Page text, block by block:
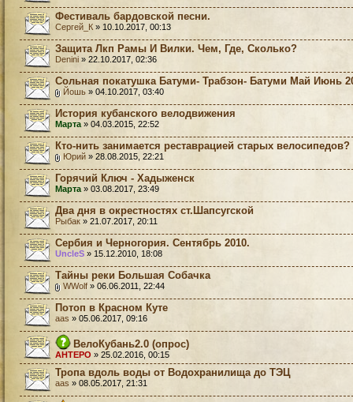
Фестиваль бардовской песни.
Сергей_К » 10.10.2017, 00:13
Защита Лкп Рамы И Вилки. Чем, Где, Сколько?
Denini » 22.10.2017, 02:36
Сольная покатушка Батуми- Трабзон- Батуми Май Июнь
Йошь » 04.10.2017, 03:40
История кубанского велодвижения
Марта » 04.03.2015, 22:52
Кто-нить занимается реставрацией старых велосипедов?
Юрий » 28.08.2015, 22:21
Горячий Ключ - Хадыженск
Марта » 03.08.2017, 23:49
Два дня в окрестностях ст.Шапсугской
Рыбак » 21.07.2017, 20:11
Сербия и Черногория. Сентябрь 2010.
UncleS » 15.12.2010, 18:08
Тайны реки Большая Собачка
WWolf » 06.06.2011, 22:44
Потоп в Красном Куте
aas » 05.06.2017, 09:16
ВелоКубань2.0 (опрос)
AHTEPO » 25.02.2016, 00:15
Тропа вдоль воды от Водохранилища до ТЭЦ
aas » 08.05.2017, 21:31